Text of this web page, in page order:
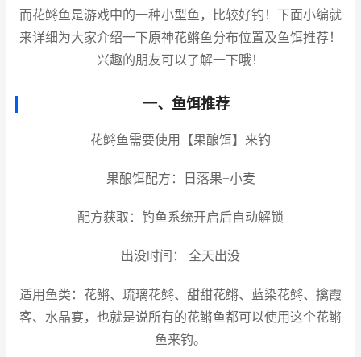
而花鳉鱼是游戏中的一种小型鱼，比较好钓！下面小编就
来详细为大家介绍一下原神花鳉鱼分布位置及鱼饵推荐！
兴趣的朋友可以了解一下哦！
一、鱼饵推荐
花鳉鱼需要使用【果酿饵】来钓
果酿饵配方：日落果+小麦
配方获取：钓鱼系统开启后自动解锁
出没时间： 全天出没
适用鱼类：花鳉、琉璃花鳉、甜甜花鳉、蓝染花鳉、擒霞
客、水晶宴，也就是说所有的花鳉鱼都可以使用这个花鳉
鱼来钓。